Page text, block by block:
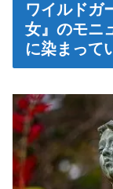
ワイルドガ
女』のモニ
に染まって